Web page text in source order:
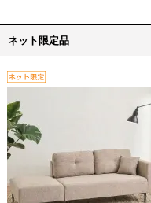
ネット限定品